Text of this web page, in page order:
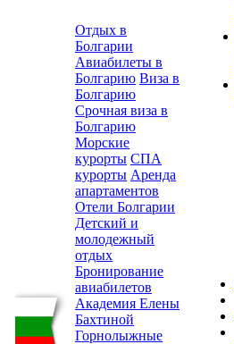
Отдых в
Болгарии
Авиабилеты в
Болгарию Виза в
Болгарию
Срочная виза в
Болгарию
Морские
курорты СПА
курорты Аренда
апартаментов
Отели Болгарии
Детский и
молодежный
отдых
Бронирование
авиабилетов
Академия Елены
Бахтиной
Горнолыжные